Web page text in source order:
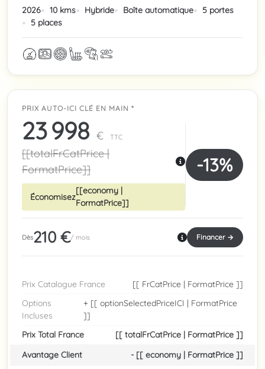
2026 10 kms Hybride Boîte automatique
5 portes
5 places
PRIX AUTO-ICI CLÉ EN MAIN *
23 998 € TTC
[[totalFrCatPrice |
FormatPrice]]
Économisez
[[economy |
FormatPrice]]
-13%
Dès210 €/ mois Financer →
Prix Catalogue France
[[ FrCatPrice | FormatPrice ]]
Options
Incluses
+ [[ optionSelectedPriceICI | FormatPrice
]]
Prix Total France
[[ totalFrCatPrice | FormatPrice ]]
Avantage Client
- [[ economy | FormatPrice ]]